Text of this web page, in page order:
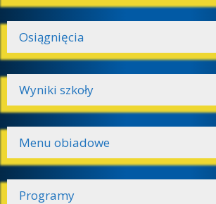
Osiągnięcia
Wyniki szkoły
Menu obiadowe
Programy